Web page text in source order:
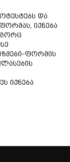
და
იქნება
ფორმის
იქნება